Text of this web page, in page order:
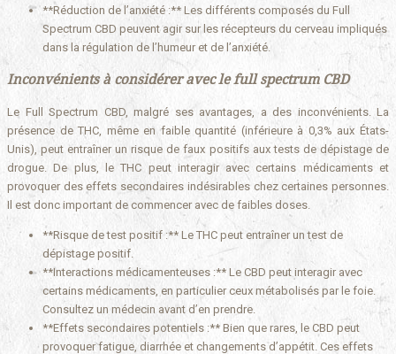
**Réduction de l’anxiété :** Les différents composés du Full
Spectrum CBD peuvent agir sur les récepteurs du cerveau impliqués
dans la régulation de l’humeur et de l’anxiété.
Inconvénients à considérer avec le full spectrum CBD
Le Full Spectrum CBD, malgré ses avantages, a des inconvénients. La
présence de THC, même en faible quantité (inférieure à 0,3% aux États-
Unis), peut entraîner un risque de faux positifs aux tests de dépistage de
drogue. De plus, le THC peut interagir avec certains médicaments et
provoquer des effets secondaires indésirables chez certaines personnes.
Il est donc important de commencer avec de faibles doses.
**Risque de test positif :** Le THC peut entraîner un test de
dépistage positif.
**Interactions médicamenteuses :** Le CBD peut interagir avec
certains médicaments, en particulier ceux métabolisés par le foie.
Consultez un médecin avant d’en prendre.
**Effets secondaires potentiels :** Bien que rares, le CBD peut
provoquer fatigue, diarrhée et changements d’appétit. Ces effets